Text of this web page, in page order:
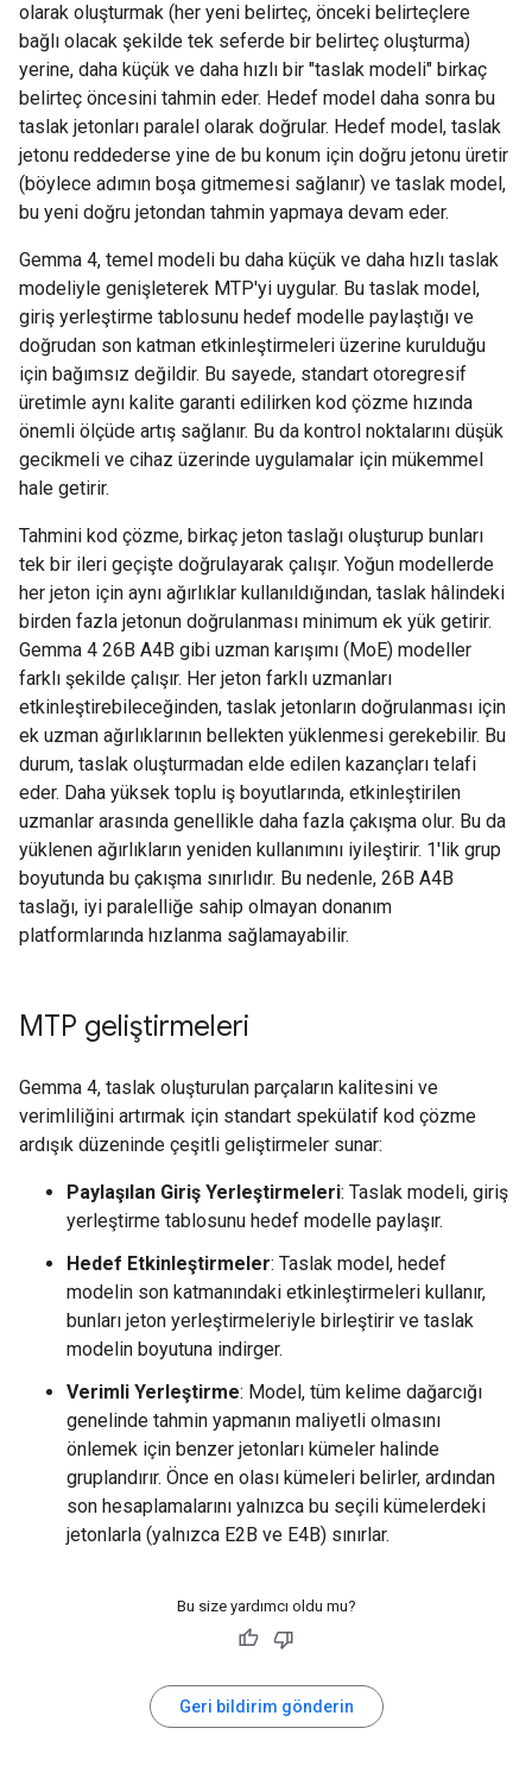
olarak oluşturmak (her yeni belirteç, önceki belirteçlere
bağlı olacak şekilde tek seferde bir belirteç oluşturma)
yerine, daha küçük ve daha hızlı bir "taslak modeli" birkaç
belirteç öncesini tahmin eder. Hedef model daha sonra bu
taslak jetonları paralel olarak doğrular. Hedef model, taslak
jetonu reddederse yine de bu konum için doğru jetonu üretir
(böylece adımın boşa gitmemesi sağlanır) ve taslak model,
bu yeni doğru jetondan tahmin yapmaya devam eder.
Gemma 4, temel modeli bu daha küçük ve daha hızlı taslak
modeliyle genişleterek MTP'yi uygular. Bu taslak model,
giriş yerleştirme tablosunu hedef modelle paylaştığı ve
doğrudan son katman etkinleştirmeleri üzerine kurulduğu
için bağımsız değildir. Bu sayede, standart otoregresif
üretimle aynı kalite garanti edilirken kod çözme hızında
önemli ölçüde artış sağlanır. Bu da kontrol noktalarını düşük
gecikmeli ve cihaz üzerinde uygulamalar için mükemmel
hale getirir.
Tahmini kod çözme, birkaç jeton taslağı oluşturup bunları
tek bir ileri geçişte doğrulayarak çalışır. Yoğun modellerde
her jeton için aynı ağırlıklar kullanıldığından, taslak hâlindeki
birden fazla jetonun doğrulanması minimum ek yük getirir.
Gemma 4 26B A4B gibi uzman karışımı (MoE) modeller
farklı şekilde çalışır. Her jeton farklı uzmanları
etkinleştirebileceğinden, taslak jetonların doğrulanması için
ek uzman ağırlıklarının bellekten yüklenmesi gerekebilir. Bu
durum, taslak oluşturmadan elde edilen kazançları telafi
eder. Daha yüksek toplu iş boyutlarında, etkinleştirilen
uzmanlar arasında genellikle daha fazla çakışma olur. Bu da
yüklenen ağırlıkların yeniden kullanımını iyileştirir. 1'lik grup
boyutunda bu çakışma sınırlıdır. Bu nedenle, 26B A4B
taslağı, iyi paralelliğe sahip olmayan donanım
platformlarında hızlanma sağlamayabilir.
MTP geliştirmeleri
Gemma 4, taslak oluşturulan parçaların kalitesini ve
verimliliğini artırmak için standart spekülatif kod çözme
ardışık düzeninde çeşitli geliştirmeler sunar:
Paylaşılan Giriş Yerleştirmeleri: Taslak modeli, giriş
yerleştirme tablosunu hedef modelle paylaşır.
Hedef Etkinleştirmeler: Taslak model, hedef
modelin son katmanındaki etkinleştirmeleri kullanır,
bunları jeton yerleştirmeleriyle birleştirir ve taslak
modelin boyutuna indirger.
Verimli Yerleştirme: Model, tüm kelime dağarcığı
genelinde tahmin yapmanın maliyetli olmasını
önlemek için benzer jetonları kümeler halinde
gruplandırır. Önce en olası kümeleri belirler, ardından
son hesaplamalarını yalnızca bu seçili kümelerdeki
jetonlarla (yalnızca E2B ve E4B) sınırlar.
Bu size yardımcı oldu mu?
Geri bildirim gönderin